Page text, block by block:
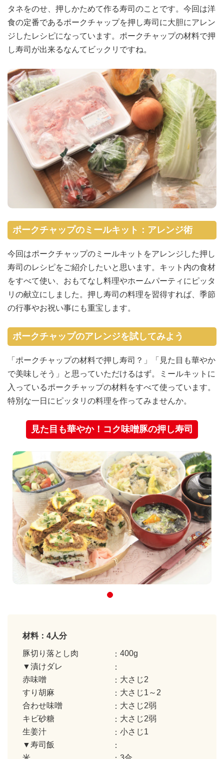
タネをのせ、押しかためて作る寿司のことです。今回は洋
食の定番であるポークチャップを押し寿司に大胆にアレン
ジしたレシピになっています。ポークチャップの材料で押
し寿司が出来るなんてビックリですね。
ポークチャップのミールキット：アレンジ術
今回はポークチャップのミールキットをアレンジした押し
寿司のレシピをご紹介したいと思います。キット内の食材
をすべて使い、おもてなし料理やホームパーティにピッタ
リの献立にしました。押し寿司の料理を習得すれば、季節
の行事やお祝い事にも重宝します。
ポークチャップのアレンジを試してみよう
「ポークチャップの材料で押し寿司？」「見た目も華やか
で美味しそう」と思っていただけるはず。ミールキットに
入っているポークチャップの材料をすべて使っています。
特別な一日にピッタリの料理を作ってみませんか。
見た目も華やか！コク味噌豚の押し寿司
材料：4人分
豚切り落とし肉
400g
▼漬けダレ
赤味噌
大さじ2
すり胡麻
大さじ1～2
合わせ味噌
大さじ2弱
キビ砂糖
大さじ2弱
生姜汁
小さじ1
▼寿司飯